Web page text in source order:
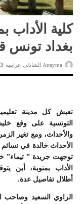
كلية الأداب
بغداد تونس
Attayma الشاذلي عرايبية
تعيش كل مدينة
التونسية على وقع
والأحداث، ومع تغير
الأحداث خالدة في
توجهت جريدة ” تيماء”
الأداب بمنوبة، أين
أطلال تفاصيل عدة.
الراوي السعيد وصاحب